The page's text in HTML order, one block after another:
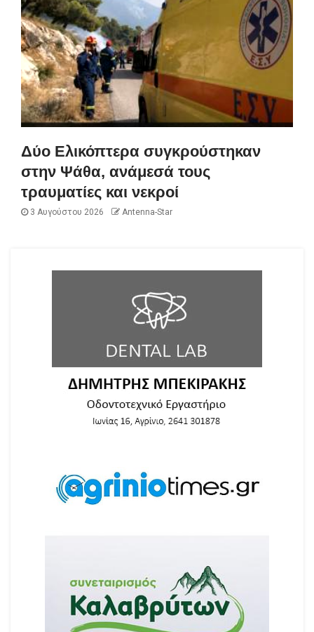
Δύο Ελικόπτερα συγκρούστηκαν
στην Ψάθα, ανάμεσά τους
τραυματίες και νεκροί
3 Αυγούστου 2026 Antenna-Star